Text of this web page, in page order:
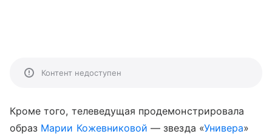
Контент недоступен
Кроме того, телеведущая продемонстрировала
образ Марии Кожевниковой — звезда «Универа»